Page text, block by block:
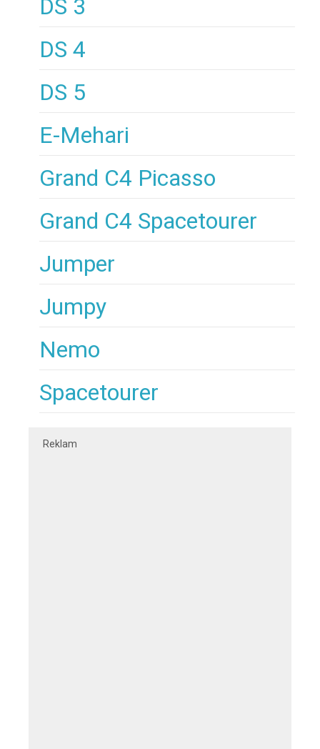
DS 3
DS 4
DS 5
E-Mehari
Grand C4 Picasso
Grand C4 Spacetourer
Jumper
Jumpy
Nemo
Spacetourer
Reklam